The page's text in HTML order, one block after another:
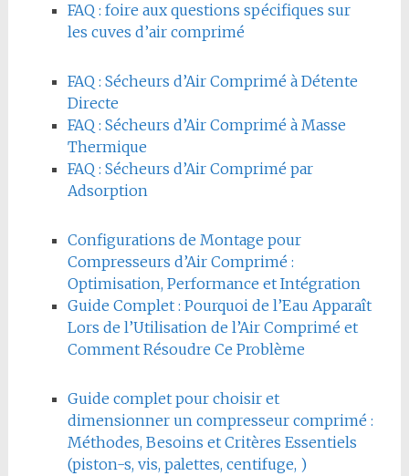
FAQ : foire aux questions spécifiques sur
les cuves d’air comprimé
FAQ : Sécheurs d’Air Comprimé à Détente
Directe
FAQ : Sécheurs d’Air Comprimé à Masse
Thermique
FAQ : Sécheurs d’Air Comprimé par
Adsorption
Configurations de Montage pour
Compresseurs d’Air Comprimé :
Optimisation, Performance et Intégration
Guide Complet : Pourquoi de l’Eau Apparaît
Lors de l’Utilisation de l’Air Comprimé et
Comment Résoudre Ce Problème
Guide complet pour choisir et
dimensionner un compresseur comprimé :
Méthodes, Besoins et Critères Essentiels
(piston-s, vis, palettes, centifuge, )